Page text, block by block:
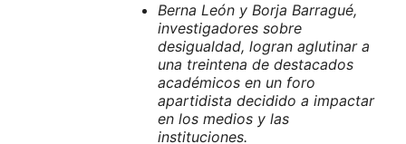
Berna León y Borja Barragué,
investigadores sobre
desigualdad, logran aglutinar a
una treintena de destacados
académicos en un foro
apartidista decidido a impactar
en los medios y las
instituciones.